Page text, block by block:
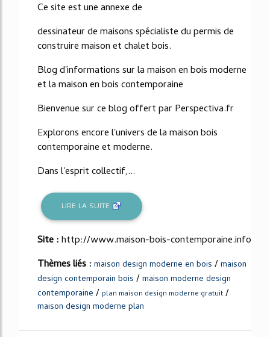
Ce site est une annexe de
dessinateur de maisons spécialiste du permis de
construire maison et chalet bois.
Blog d'informations sur la maison en bois moderne
et la maison en bois contemporaine
Bienvenue sur ce blog offert par Perspectiva.fr
Explorons encore l'univers de la maison bois
contemporaine et moderne.
Dans l'esprit collectif,...
LIRE LA SUITE
Site :http://www.maison-bois-contemporaine.info
Thèmes liés : maison design moderne en bois /maison
design contemporain bois /maison moderne design
contemporaine / plan maison design moderne gratuit /
maison design moderne plan